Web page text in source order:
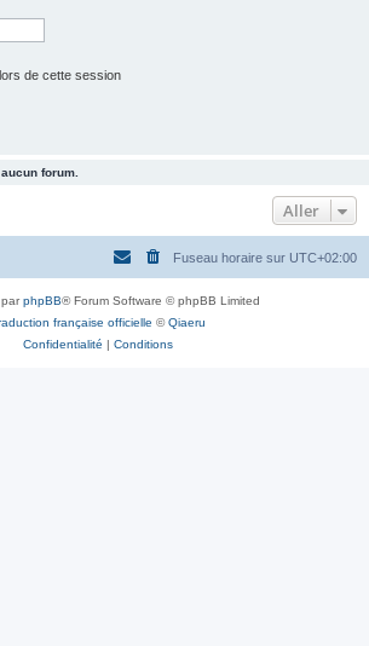
de cette session
forum.
Aller
Fuseau horaire sur UTC+02:00
parphpBB® Forum Software © phpBB Limited
française officielle ©Qiaeru
Confidentialité | Conditions